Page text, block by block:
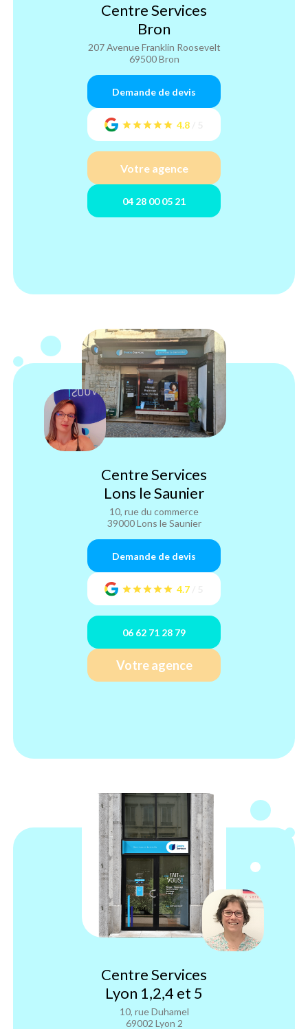
Centre Services
Bron
207 Avenue Franklin Roosevelt
69500 Bron
Demande de devis
4.8
Votre agence
04 28 00 05 21
Centre Services
Lons le Saunier
10, rue du commerce
39000 Lons le Saunier
4.7
Demande de devis
06 62 71 28 79
Votre agence
Centre Services
Lyon 1,2,4 et 5
10, rue Duhamel
69002 Lyon 2